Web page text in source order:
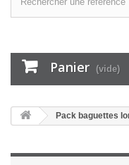
Panier (vide)
Pack baguettes